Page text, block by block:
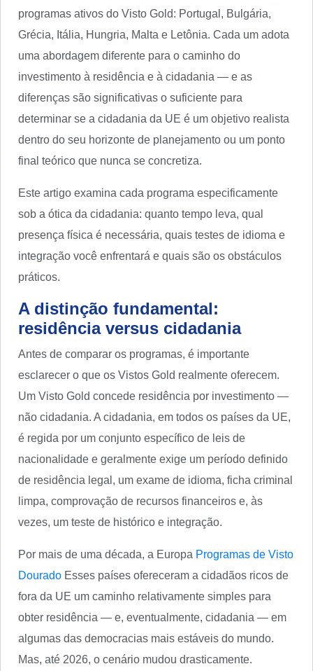
programas ativos do Visto Gold: Portugal, Bulgária,
Grécia, Itália, Hungria, Malta e Letônia. Cada um adota
uma abordagem diferente para o caminho do
investimento à residência e à cidadania — e as
diferenças são significativas o suficiente para
determinar se a cidadania da UE é um objetivo realista
dentro do seu horizonte de planejamento ou um ponto
final teórico que nunca se concretiza.
Este artigo examina cada programa especificamente
sob a ótica da cidadania: quanto tempo leva, qual
presença física é necessária, quais testes de idioma e
integração você enfrentará e quais são os obstáculos
práticos.
A distinção fundamental:
residência versus cidadania
Antes de comparar os programas, é importante
esclarecer o que os Vistos Gold realmente oferecem.
Um Visto Gold concede residência por investimento —
não cidadania. A cidadania, em todos os países da UE,
é regida por um conjunto específico de leis de
nacionalidade e geralmente exige um período definido
de residência legal, um exame de idioma, ficha criminal
limpa, comprovação de recursos financeiros e, às
vezes, um teste de histórico e integração.
Por mais de uma década, a Europa Programas de Visto
Dourado Esses países ofereceram a cidadãos ricos de
fora da UE um caminho relativamente simples para
obter residência — e, eventualmente, cidadania — em
algumas das democracias mais estáveis do mundo.
Mas, até 2026, o cenário mudou drasticamente.